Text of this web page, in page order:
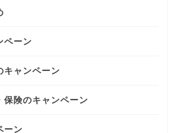
ペーン
キャンペーン
保険のキャンペーン
ーン